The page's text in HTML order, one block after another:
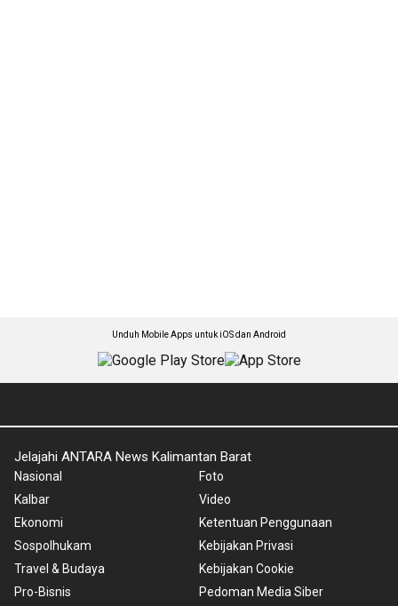
Unduh Mobile Apps untuk iOS dan Android
Jelajahi ANTARA News Kalimantan Barat
Nasional
Kalbar
Ekonomi
Sospolhukam
Travel & Budaya
Pro-Bisnis
Foto
Video
Ketentuan Penggunaan
Kebijakan Privasi
Kebijakan Cookie
Pedoman Media Siber